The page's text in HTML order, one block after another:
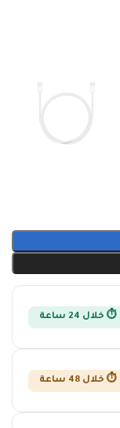
⏱️ خلال 24 ساعة
⏱️ خلال 48 ساعة